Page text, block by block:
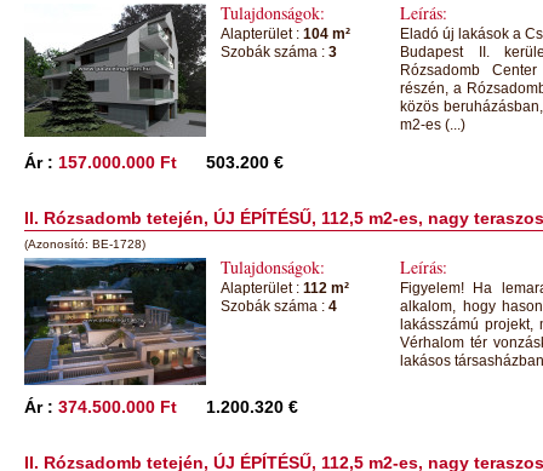
Tulajdonságok:
Alapterület : 104 m²
Szobák száma : 3
Leírás:
Eladó új lakások a
Budapest II.
Rózsadomb
részén, a
közös
m2-es (...)
Ár : 157.000.000 Ft 503.200 €
II. Rózsadomb tetején, ÚJ ÉPÍTÉSŰ, 112,5 m2-es, nagy
(Azonosító: BE-1728)
Tulajdonságok:
Alapterület : 112 m²
Szobák száma : 4
Leírás:
Figyelem! Ha
alkalom, hogy
lakásszámú
Vérhalom tér
lakásos
Ár : 374.500.000 Ft 1.200.320 €
II. Rózsadomb tetején, ÚJ ÉPÍTÉSŰ, 112,5 m2-es, nagy